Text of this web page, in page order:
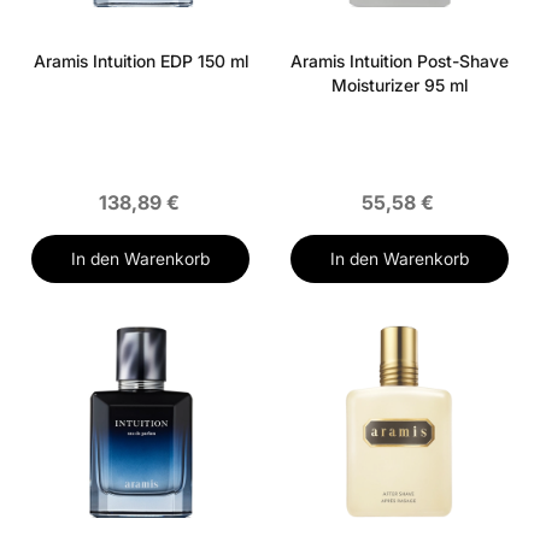
Aramis Intuition EDP 150 ml
138,89 €
In den Warenkorb
Aramis Intuition Post-Shave
Moisturizer 95 ml
55,58 €
In den Warenkorb